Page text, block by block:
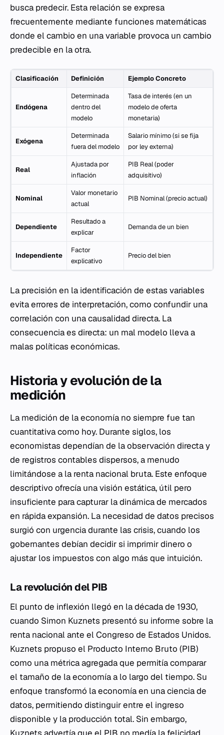
busca predecir. Esta relación se expresa
frecuentemente mediante funciones matemáticas
donde el cambio en una variable provoca un cambio
predecible en la otra.
Clasificación Definición Ejemplo Concreto
Endógena
Determinada
dentro del
modelo
Tasa de interés (en un
modelo de oferta
monetaria)
Exógena
Determinada
fuera del modelo
Salario mínimo (si se fija
por ley externa)
Real
Ajustada por
inflación
PIB Real (poder
adquisitivo)
Nominal
Valor monetario
actual
PIB Nominal (precio actual)
Dependiente
Resultado a
explicar
Demanda de un bien
Independiente
Factor
explicativo
Precio del bien
La precisión en la identificación de estas variables
evita errores de interpretación, como confundir una
correlación con una causalidad directa. La
consecuencia es directa: un mal modelo lleva a
malas políticas económicas.
Historia y evolución de la
medición
La medición de la economía no siempre fue tan
cuantitativa como hoy. Durante siglos, los
economistas dependían de la observación directa y
de registros contables dispersos, a menudo
limitándose a la renta nacional bruta. Este enfoque
descriptivo ofrecía una visión estática, útil pero
insuficiente para capturar la dinámica de mercados
en rápida expansión. La necesidad de datos precisos
surgió con urgencia durante las crisis, cuando los
gobernantes debían decidir si imprimir dinero o
ajustar los impuestos con algo más que intuición.
La revolución del PIB
El punto de inflexión llegó en la década de 1930,
cuando Simon Kuznets presentó su informe sobre la
renta nacional ante el Congreso de Estados Unidos.
Kuznets propuso el Producto Interno Bruto (PIB)
como una métrica agregada que permitía comparar
el tamaño de la economía a lo largo del tiempo. Su
enfoque transformó la economía en una ciencia de
datos, permitiendo distinguir entre el ingreso
disponible y la producción total. Sin embargo,